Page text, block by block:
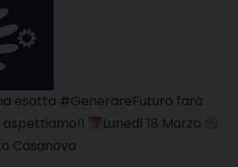
esatta #GenerareFuturo farà
aspettiamo!!
Lunedì 18 Marzo
Casanova